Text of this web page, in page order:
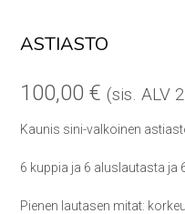
ASTIASTO
100,00 € (sis. ALV
Kaunis sini-valkoinen
6 kuppia ja 6 aluslautasta ja
Pienen lautasen mitat: